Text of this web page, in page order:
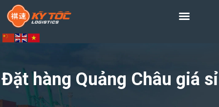
Đặt hàng Quảng Châu giá sỉ